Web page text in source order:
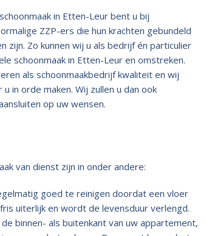
in Etten-Leur bent u bij
ZZP-ers die hun krachten gebundeld
zijn. Zo kunnen wij u als bedrijf én particulier
schoonmaak in Etten-Leur en omstreken.
als schoonmaakbedrijf kwaliteit en wij
in orde maken. Wij zullen u dan ook
op uw wensen.
van dienst zijn in onder andere:
goed te reinigen doordat een vloer
uiterlijk en wordt de levensduur verlengd.
binnen- als buitenkant van uw appartement,